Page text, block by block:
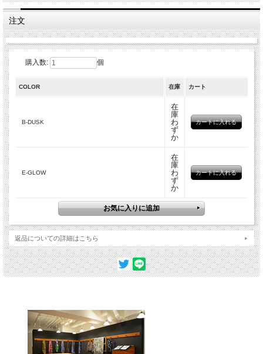
製造国
サイズ 90cmx90cm
カラーバリエーション
注文
購入数: 個
COLOR 在庫 カート
B-DUSK
在
庫
わ
ず
か
E-GLOW
在
庫
わ
ず
か
返品についての詳細はこちら